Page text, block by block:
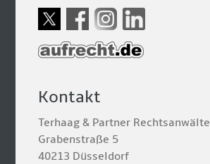
Kontakt
Terhaag & Partner Rechtsanwälte
Grabenstraße 5
40213 Düsseldorf